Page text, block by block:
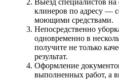
Выезд специалистов
клинеров по адресу —
моющими средствами.
Непосредственно
одновременно в
получите не только
результат.
Оформление
выполненных работ, а